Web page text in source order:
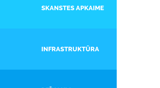
SKANSTES APKAIME
INFRASTRUKTŪRA